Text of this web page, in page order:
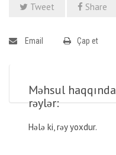
Tweet Share
Email Çap et
Məhsul haqqında
rəylər:
Hələ ki, rəy yoxdur.